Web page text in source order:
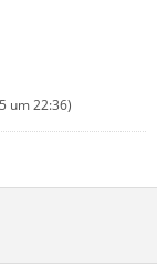
um 22:36)